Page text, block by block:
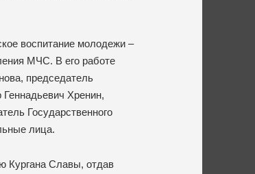
воспитание молодежи –
МЧС. В его работе
председатель
Хренин,
Государственного
лица.
Кургана Славы, отдав